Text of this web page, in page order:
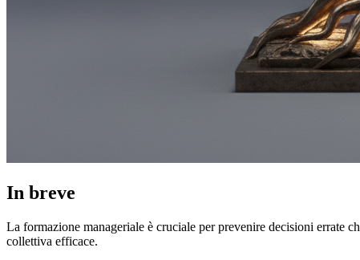
In breve
La formazione manageriale è cruciale per prevenire decisioni errate
collettiva efficace.